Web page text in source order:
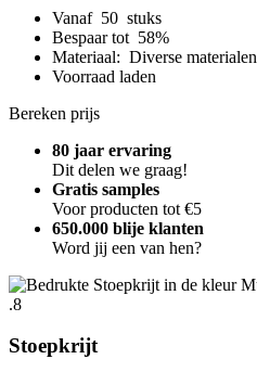
Vanaf 50 stuks
Bespaar tot 58%
Materiaal: Diverse materialen
Voorraad laden
Bereken prijs
80 jaar ervaring
Dit delen we graag!
Gratis samples
Voor producten tot €5
650.000 blije klanten
Word jij een van hen?
Stoepkrijt